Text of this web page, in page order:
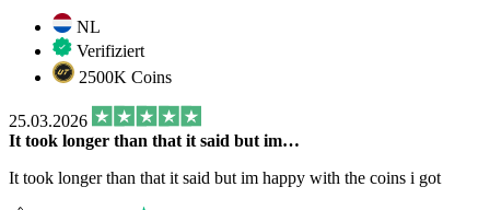
NL
Verifiziert
2500K Coins
25.03.2026
It took longer than that it said but im…
It took longer than that it said but im happy with the coins i got